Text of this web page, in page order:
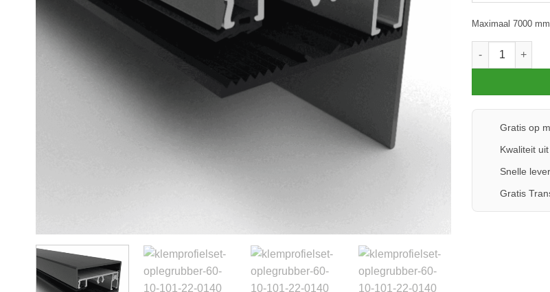
Maximaal 7000 mm.
Klemprofielset -
Gratis op
Kwaliteit
Snelle
Gratis